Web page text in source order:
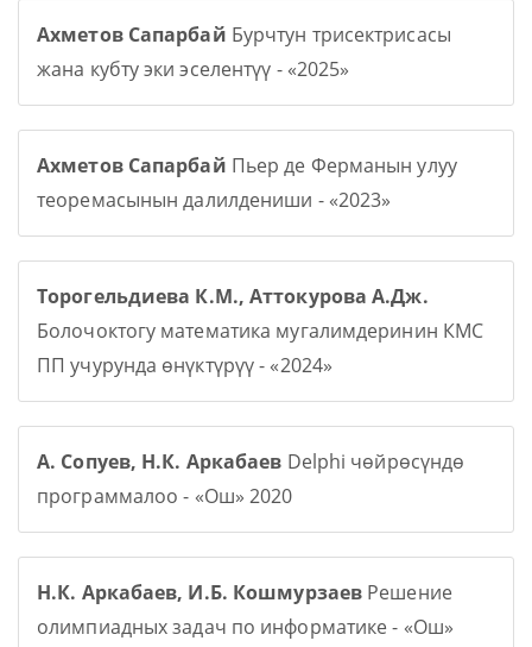
Ахметов Сапарбай Бурчтун трисектрисасы
жана кубту эки эселентүү - «2025»
Ахметов Сапарбай Пьер де Ферманын улуу
теоремасынын далилдениши - «2023»
Торогельдиева К.М., Аттокурова А.Дж.
Болочоктогу математика мугалимдеринин КМС
ПП учурунда өнүктүрүү - «2024»
А. Сопуев, Н.К. Аркабаев Delphi чөйрөсүндө
программалоо - «Ош» 2020
Н.К. Аркабаев, И.Б. Кошмурзаев Решение
олимпиадных задач по информатике - «Ош»